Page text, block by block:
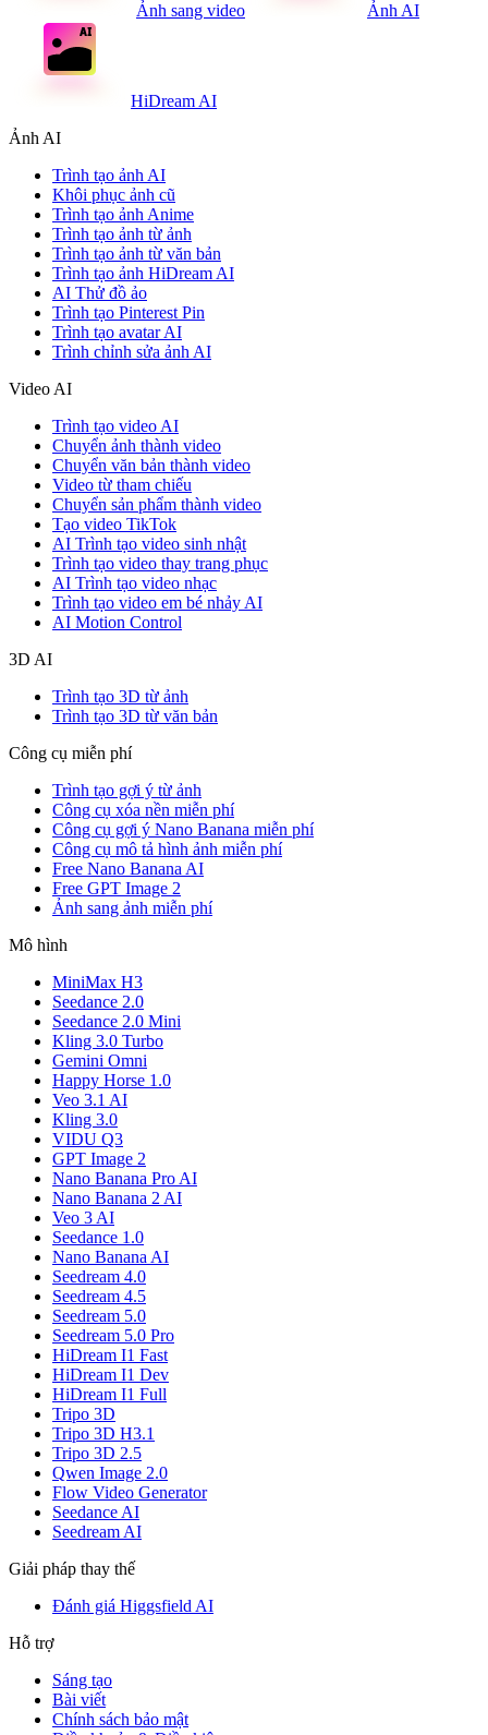
Ảnh sang video Ảnh AI
HiDream AI
Ảnh AI
Trình tạo ảnh AI
Khôi phục ảnh cũ
Trình tạo ảnh Anime
Trình tạo ảnh từ ảnh
Trình tạo ảnh từ văn bản
Trình tạo ảnh HiDream AI
AI Thử đồ ảo
Trình tạo Pinterest Pin
Trình tạo avatar AI
Trình chỉnh sửa ảnh AI
Video AI
Trình tạo video AI
Chuyển ảnh thành video
Chuyển văn bản thành video
Video từ tham chiếu
Chuyển sản phẩm thành video
Tạo video TikTok
AI Trình tạo video sinh nhật
Trình tạo video thay trang phục
AI Trình tạo video nhạc
Trình tạo video em bé nhảy AI
AI Motion Control
3D AI
Trình tạo 3D từ ảnh
Trình tạo 3D từ văn bản
Công cụ miễn phí
Trình tạo gợi ý từ ảnh
Công cụ xóa nền miễn phí
Công cụ gợi ý Nano Banana miễn phí
Công cụ mô tả hình ảnh miễn phí
Free Nano Banana AI
Free GPT Image 2
Ảnh sang ảnh miễn phí
Mô hình
MiniMax H3
Seedance 2.0
Seedance 2.0 Mini
Kling 3.0 Turbo
Gemini Omni
Happy Horse 1.0
Veo 3.1 AI
Kling 3.0
VIDU Q3
GPT Image 2
Nano Banana Pro AI
Nano Banana 2 AI
Veo 3 AI
Seedance 1.0
Nano Banana AI
Seedream 4.0
Seedream 4.5
Seedream 5.0
Seedream 5.0 Pro
HiDream I1 Fast
HiDream I1 Dev
HiDream I1 Full
Tripo 3D
Tripo 3D H3.1
Tripo 3D 2.5
Qwen Image 2.0
Flow Video Generator
Seedance AI
Seedream AI
Giải pháp thay thế
Đánh giá Higgsfield AI
Hỗ trợ
Sáng tạo
Bài viết
Chính sách bảo mật